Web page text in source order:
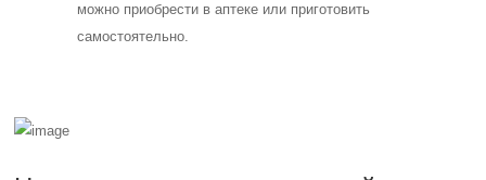
можно приобрести в аптеке или приготовить
самостоятельно.